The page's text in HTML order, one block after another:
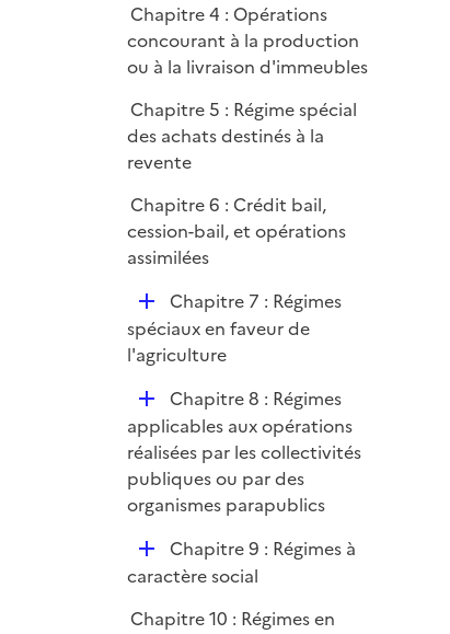
Chapitre 4 : Opérations
concourant à la production
ou à la livraison d'immeubles
Chapitre 5 : Régime spécial
des achats destinés à la
revente
Chapitre 6 : Crédit bail,
cession-bail, et opérations
assimilées
D
é
p
e
r
Chapitre 7 : Régimes
spéciaux en faveur de
l'agriculture
D
é
p
l
i
Chapitre 8 : Régimes
applicables aux opérations
réalisées par les collectivités
publiques ou par des
organismes parapublics
D
é
l
Chapitre 9 : Régimes à
caractère social
Chapitre 10 : Régimes en